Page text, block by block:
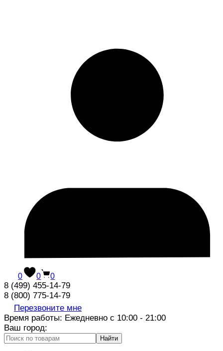
0 0 0
8 (499) 455-14-79
8 (800) 775-14-79
Перезвоните мне
Время работы: Ежедневно с 10:00 - 21:00
Ваш город:
Найти